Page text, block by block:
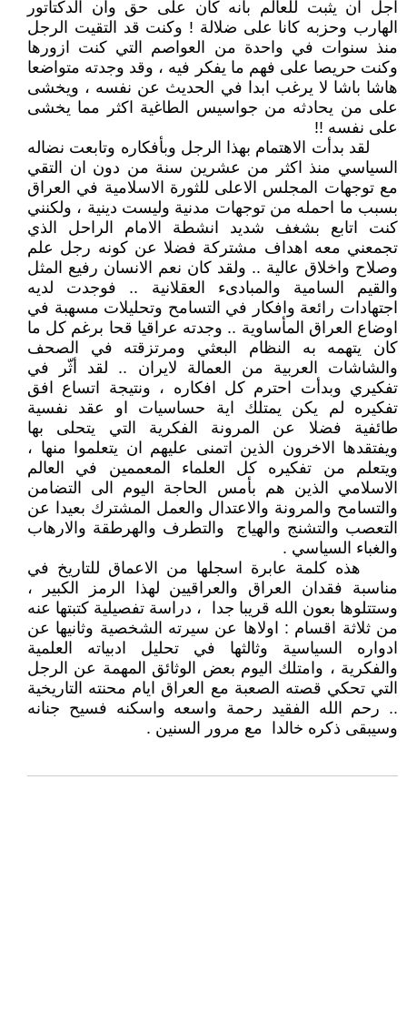
اجل ان يثبت للعالم بأنه كان على حق وان الدكتاتور
الهارب وحزبه كانا على ضلالة ! وكنت قد التقيت الرجل
منذ سنوات في واحدة من العواصم التي كنت ازورها
وكنت حريصا على فهم ما يفكر فيه ، وقد وجدته متواضعا
هاشا باشا لا يرغب ابدا في الحديث عن نفسه ، ويخشى
على من يحادثه من جواسيس الطاغية اكثر مما يخشى
على نفسه !!
لقد بدأت الاهتمام بهذا الرجل وبأفكاره وتابعت نضاله
السياسي منذ اكثر من عشرين سنة من دون ان التقي
مع توجهات المجلس الاعلى للثورة الاسلامية في العراق
بسبب ما احمله من توجهات مدنية وليست دينية ، ولكنني
كنت اتابع بشغف شديد انشطة الامام الراحل الذي
تجمعني معه اهداف مشتركة فضلا عن كونه رجل علم
وصلاح واخلاق عالية .. ولقد كان نعم الانسان رفيع المثل
والقيم السامية والمبادىء العقلانية .. فوجدت لديه
اجتهادات رائعة وافكار في التسامح وتحليلات مسهبة في
اوضاع العراق المأساوية .. وجدته عراقيا قحا برغم كل ما
كان يتهمه به النظام البعثي ومرتزقته في الصحف
والشاشات العربية من العمالة لايران .. لقد أثّر في
تفكيري وبدأت احترم كل افكاره ، ونتيجة اتساع افق
تفكيره لم يكن يمتلك اية حساسيات او عقد نفسية
طائفية فضلا عن المرونة الفكرية التي يتحلى بها
ويفتقدها الاخرون الذين اتمنى عليهم ان يتعلموا منها ،
ويتعلم من تفكيره كل العلماء المعممين في العالم
الاسلامي الذين هم بأمس الحاجة اليوم الى التضامن
والتسامح والمرونة والاعتدال والعمل المشترك بعيدا عن
التعصب والتشنج والهياج والتطرف والهرطقة والارهاب
والغباء السياسي .
هذه كلمة عابرة اسجلها من الاعماق للتاريخ في
مناسبة فقدان العراق والعراقيين لهذا الرمز الكبير ،
وستتلوها بعون الله قريبا جدا ، دراسة تفصيلية كتبتها عنه
من ثلاثة اقسام : اولاها عن سيرته الشخصية وثانيها عن
ادواره السياسية وثالثها في تحليل ادبياته العلمية
والفكرية ، وامتلك اليوم بعض الوثائق المهمة عن الرجل
التي تحكي قصته الصعبة مع العراق ايام محنته التاريخية
.. رحم الله الفقيد رحمة واسعه واسكنه فسيح جنانه
وسيبقى ذكره خالدا مع مرور السنين .